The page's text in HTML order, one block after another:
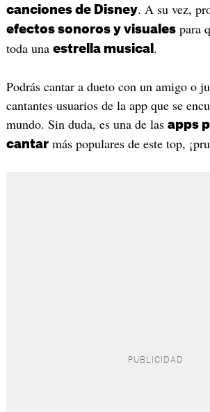
canciones de Disney. A su vez,
efectos sonoros y visualespara
toda una estrella musical .
Podrás cantar a dueto con un amigo o
cantantes usuarios de la app que se
mundo. Sin duda, es una de las apps
cantarmás populares de este top,